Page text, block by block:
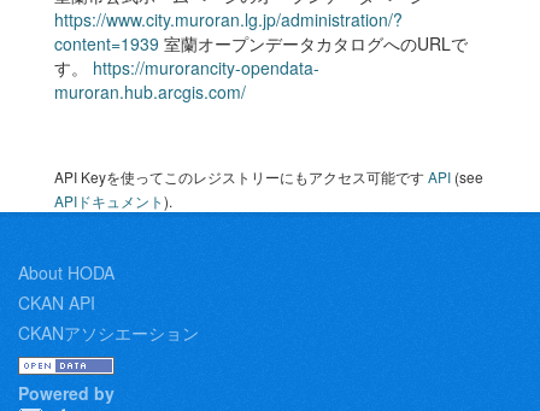
https://www.city.muroran.lg.jp/administration/?
content=1939 室蘭オープンデータカタログへのURLで
す。 https://murorancity-opendata-
muroran.hub.arcgis.com/
API Keyを使ってこのレジストリーにもアクセス可能ですAPI (see
APIドキュメント).
About HODA
CKAN API
CKANアソシエーション
Powered by